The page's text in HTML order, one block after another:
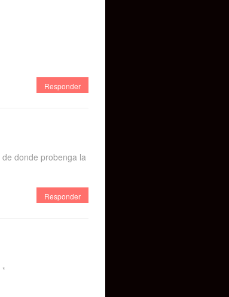
Responder
donde probenga la
Responder
*